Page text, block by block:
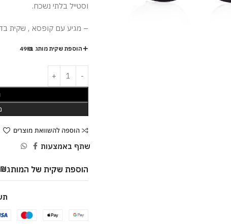
וסטייל בלתי נשכח.
– מגיע עם קופסא , שקית בד
הוספת שקית מותג ב-49₪
הוספה להשוואת מוצרים
שתף באמצעות
הוספת שקית של המותג₪